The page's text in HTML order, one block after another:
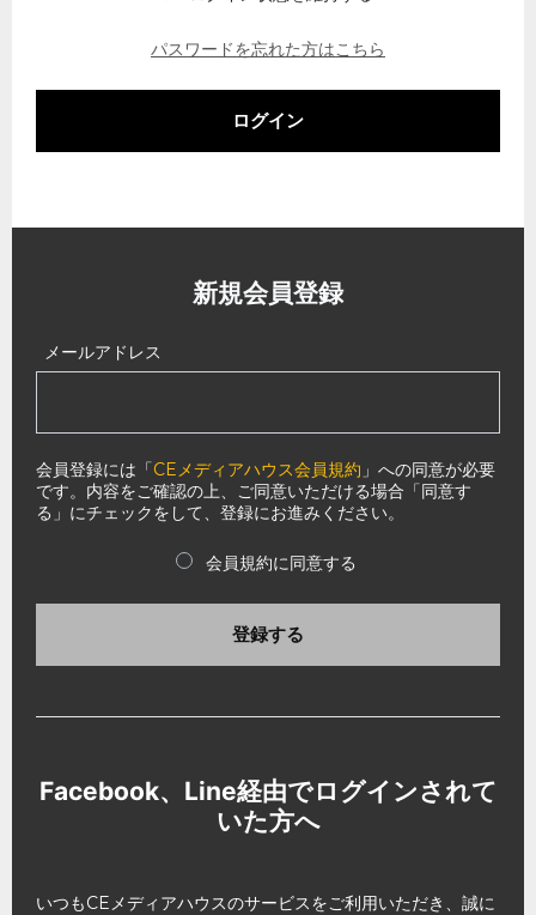
パスワードを忘れた方はこちら
ログイン
新規会員登録
メールアドレス
会員登録には「CEメディアハウス会員規約 」への同意が必要
です。内容をご確認の上、ご同意いただける場合「同意す
る」にチェックをして、登録にお進みください。
会員規約に同意する
登録する
Facebook、Line経由でログインされて
いた方へ
いつもCEメディアハウスのサービスをご利用いただき、誠に